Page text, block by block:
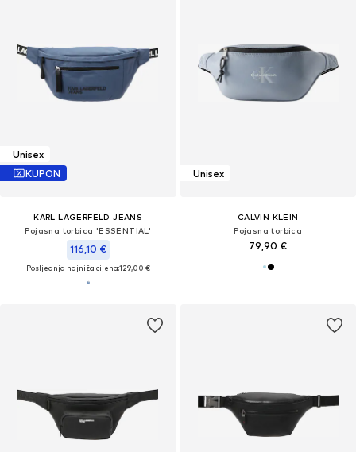
Unisex
KUPON
KARL LAGERFELD JEANS
Pojasna torbica 'ESSENTIAL'
116,10 €
Posljednja najniža cijena:129,00 €
Unisex
CALVIN KLEIN
Pojasna torbica
79,90 €